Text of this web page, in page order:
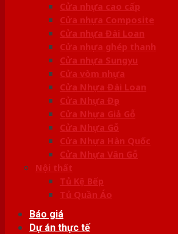
Cửa nhựa cao cấp
Cửa nhựa Composite
Cửa nhựa Đài Loan
Cửa nhựa ghép thanh
Cửa nhựa Sungyu
Cửa vòm nhựa
Cửa Nhựa Đài Loan
Cửa Nhựa Đẹp
Cửa Nhựa Giả Gỗ
Cửa Nhựa Gỗ
Cửa Nhựa Hàn Quốc
Cửa Nhựa Vân Gỗ
Nội thất
Tủ Kệ Bếp
Tủ Quần Áo
Báo giá
Dự án thực tế